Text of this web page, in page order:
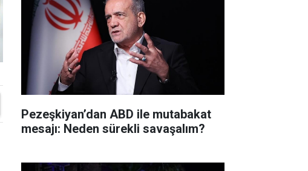
Pezeşkiyan’dan ABD ile mutabakat
mesajı: Neden sürekli savaşalım?